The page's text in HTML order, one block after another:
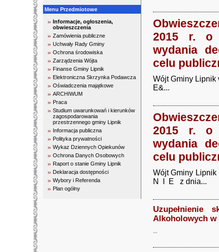
Menu Przedmiotowe
Informacje, ogłoszenia,
obwieszczenia
Zamówienia publiczne
Uchwały Rady Gminy
Ochrona środowiska
Zarządzenia Wójta
Finanse Gminy Lipnik
Elektroniczna Skrzynka Podawcza
Oświadczenia majątkowe
ARCHIWUM
Praca
Studium uwarunkowań i kierunków
zagospodarowania
przestrzennego gminy Lipnik
Informacja publiczna
Polityka prywatności
Wykaz Dziennych Opiekunów
Ochrona Danych Osobowych
Raport o stanie Gminy Lipnik
Deklaracja dostępności
Wybory i Referenda
Plan ogólny
2015 r. o
wydania
celu
Wójt Gminy
E&...
2015 r. o
wydania
celu
Wójt Gminy
N I E z dnia...
Uzupełnienie
Alkoholowych w